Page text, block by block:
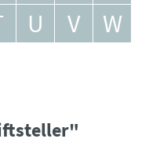
U V
W